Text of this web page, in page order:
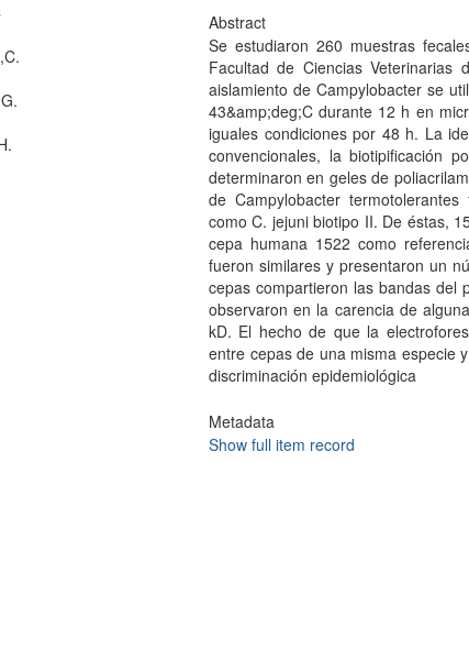
Abstract
Se estudiaron 260 muestras
Facultad de Ciencias
aislamiento de Campylobacter se
43&amp;deg;C durante 12 h en
iguales condiciones por 48 h. La
convencionales, la biotipificación
determinaron en geles de
de Campylobacter
como C. jejuni biotipo II. De éstas,
cepa humana 1522 como
fueron similares y presentaron un
cepas compartieron las bandas del
observaron en la carencia de
kD. El hecho de que la
entre cepas de una misma especie
discriminación epidemiológica
Metadata
Show full item record